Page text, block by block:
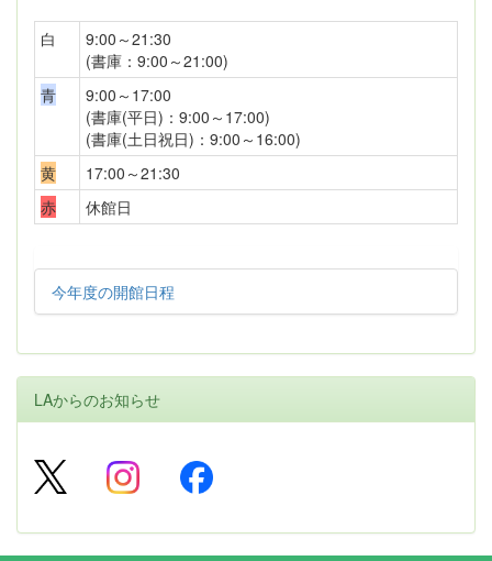
白
9:00～21:30
(書庫：9:00～21:00)
青
9:00～17:00
(書庫(平日)：9:00～17:00)
(書庫(土日祝日)：9:00～16:00)
黄
17:00～21:30
赤
休館日
今年度の開館日程
LAからのお知らせ